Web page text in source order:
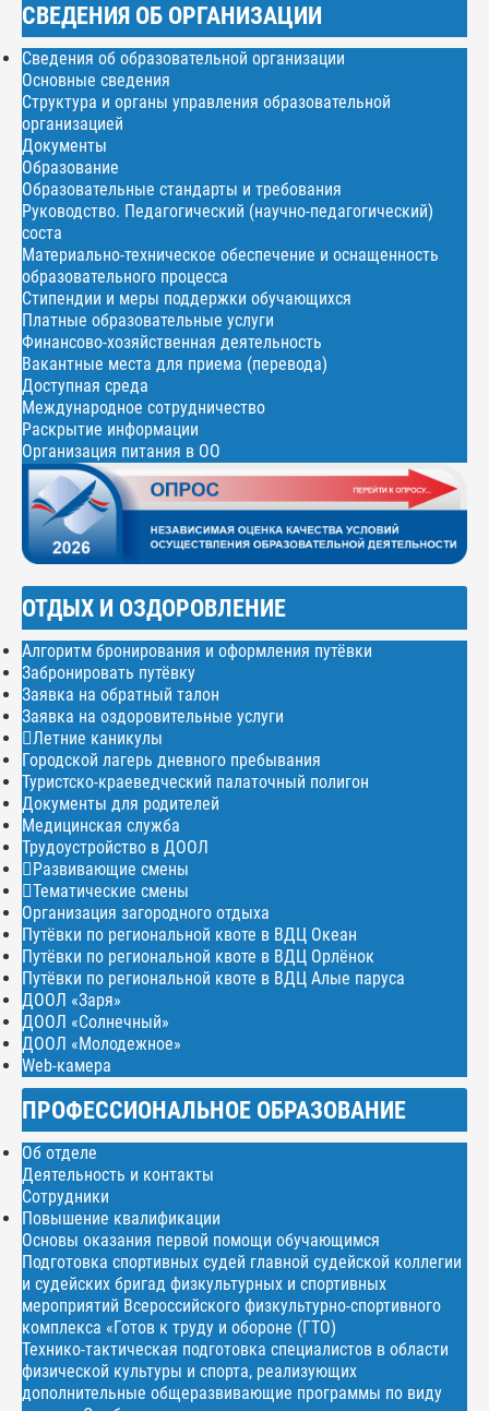
СВЕДЕНИЯ ОБ ОРГАНИЗАЦИИ
Сведения об образовательной организации
Основные сведения
Структура и органы управления образовательной
организацией
Документы
Образование
Образовательные стандарты и требования
Руководство. Педагогический (научно-педагогический)
соста
Материально-техническое обеспечение и оснащенность
образовательного процесса
Стипендии и меры поддержки обучающихся
Платные образовательные услуги
Финансово-хозяйственная деятельность
Вакантные места для приема (перевода)
Доступная среда
Международное сотрудничество
Раскрытие информации
Организация питания в ОО
ОТДЫХ И ОЗДОРОВЛЕНИЕ
Алгоритм бронирования и оформления путёвки
Забронировать путёвку
Заявка на обратный талон
Заявка на оздоровительные услуги
Летние каникулы
Городской лагерь дневного пребывания
Туристско-краеведческий палаточный полигон
Документы для родителей
Медицинская служба
Трудоустройство в ДООЛ
Развивающие смены
Тематические смены
Организация загородного отдыха
Путёвки по региональной квоте в ВДЦ Океан
Путёвки по региональной квоте в ВДЦ Орлёнок
Путёвки по региональной квоте в ВДЦ Алые паруса
ДООЛ «Заря»
ДООЛ «Солнечный»
ДООЛ «Молодежное»
Web-камера
ПРОФЕССИОНАЛЬНОЕ ОБРАЗОВАНИЕ
Об отделе
Деятельность и контакты
Сотрудники
Повышение квалификации
Основы оказания первой помощи обучающимся
Подготовка спортивных судей главной судейской коллегии
и судейских бригад физкультурных и спортивных
мероприятий Всероссийского физкультурно-спортивного
комплекса «Готов к труду и обороне (ГТО)
Технико-тактическая подготовка специалистов в области
физической культуры и спорта, реализующих
дополнительные общеразвивающие программы по виду